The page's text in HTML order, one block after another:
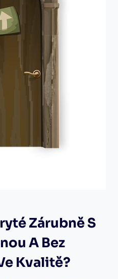
Zárubně S
A Bez
Kvalitě?